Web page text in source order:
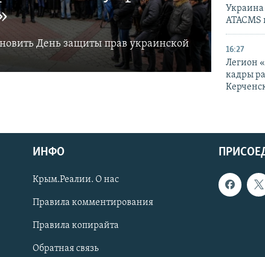
День защиты прав украинской
Украина
ATACMS
16:27
Легион
кадры
ИНФО
Крым.Реалии. О нас
Правила комментирования
Правила копирайта
Обратная связь